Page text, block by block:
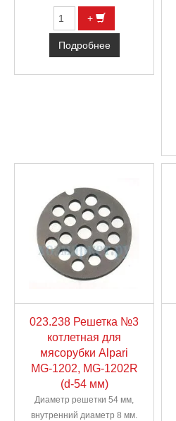
+
Подробнее
023.238 Решетка №3
котлетная для
мясорубки Alpari
MG-1202, MG-1202R
(d-54 мм)
Диаметр решетки 54 мм,
внутренний диаметр 8 мм.